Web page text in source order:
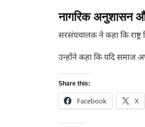
नागरिक अनुशासन
सरसंघचालक ने कहा कि
उन्होंने कहा कि यदि समाज
Share this:
Facebook X